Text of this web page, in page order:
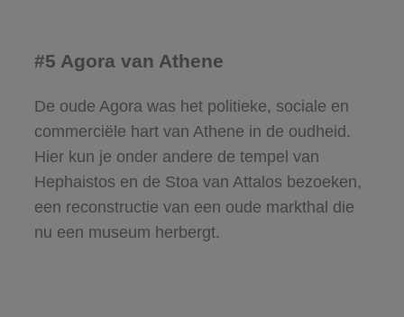
#5 Agora van Athene
De oude Agora was het politieke, sociale en
commerciële hart van Athene in de oudheid.
Hier kun je onder andere de tempel van
Hephaistos en de Stoa van Attalos bezoeken,
een reconstructie van een oude markthal die
nu een museum herbergt.